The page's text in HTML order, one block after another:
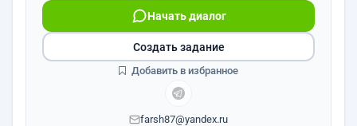
Начать диалог
farsh87@yandex.ru
Создать задание
Добавить в избранное